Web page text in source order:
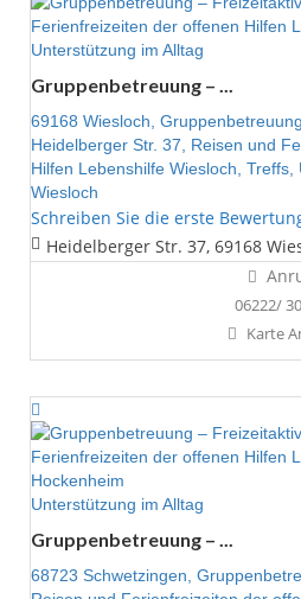
Unterstützung im Alltag
Gruppenbetreuung – ...
69168 Wiesloch,
Heidelberger Str. 37, Reisen und
Hilfen Lebenshilfe Wiesloch, Treffs,
Wiesloch
Schreiben Sie die erste
Heidelberger Str. 37, 69168
06222/
Karte
Unterstützung im Alltag
Gruppenbetreuung – ...
68723 Schwetzingen,